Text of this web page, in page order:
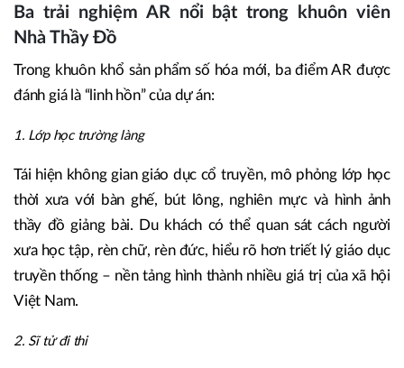
Ba trải nghiệm AR nổi bật trong khuôn viên
Nhà Thầy Đồ
Trong khuôn khổ sản phẩm số hóa mới, ba điểm AR được
đánh giá là “linh hồn” của dự án:
1. Lớp học trường làng
Tái hiện không gian giáo dục cổ truyền, mô phỏng lớp học
thời xưa với bàn ghế, bút lông, nghiên mực và hình ảnh
thầy đồ giảng bài. Du khách có thể quan sát cách người
xưa học tập, rèn chữ, rèn đức, hiểu rõ hơn triết lý giáo dục
truyền thống – nền tảng hình thành nhiều giá trị của xã hội
Việt Nam.
2. Sĩ tử đi thi